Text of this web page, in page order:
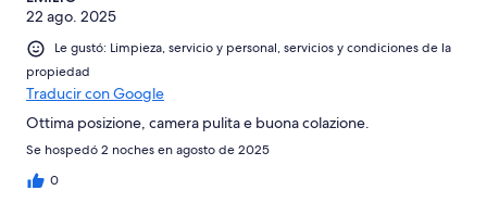
22 ago. 2025
Le gustó: Limpieza, servicio y personal, servicios y condiciones de la
propiedad
Traducir con Google
Ottima posizione, camera pulita e buona colazione.
Se hospedó 2 noches en agosto de 2025
0